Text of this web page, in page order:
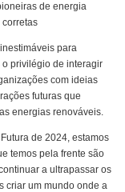
de energia
​​para
privilégio de interagir
com ideias
futuras que
energias renováveis.
de 2024, estamos
temos pela frente são
a ultrapassar os
criar um mundo onde a